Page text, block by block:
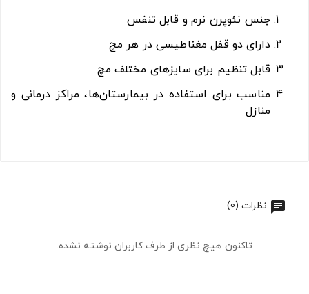
جنس نئوپرن نرم و قابل تنفس
دارای دو قفل مغناطیسی در هر مچ
قابل تنظیم برای سایزهای مختلف مچ
مناسب برای استفاده در بیمارستان‌ها، مراکز درمانی و
منازل
نظرات (0)
تاکنون هیچ نظری از طرف کاربران نوشته نشده.